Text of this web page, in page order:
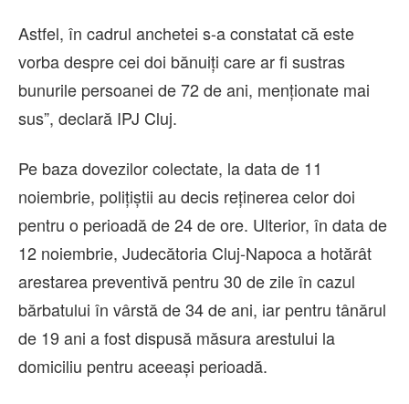
Astfel, în cadrul anchetei s-a constatat că este
vorba despre cei doi bănuiți care ar fi sustras
bunurile persoanei de 72 de ani, menționate mai
sus”, declară IPJ Cluj.
Pe baza dovezilor colectate, la data de 11
noiembrie, polițiștii au decis reținerea celor doi
pentru o perioadă de 24 de ore. Ulterior, în data de
12 noiembrie, Judecătoria Cluj-Napoca a hotărât
arestarea preventivă pentru 30 de zile în cazul
bărbatului în vârstă de 34 de ani, iar pentru tânărul
de 19 ani a fost dispusă măsura arestului la
domiciliu pentru aceeași perioadă.